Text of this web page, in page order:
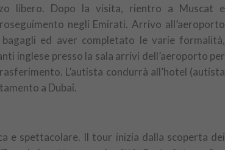
libero. Dopo la visita, rientro a Muscat e
negli Emirati. Arrivo all’aeroporto
ed aver completato le varie formalità,
inglese presso la sala arrivi dell’aeroporto per
L’autista condurrà all’hotel (autista
a Dubai.
e spettacolare. Il tour inizia dalla scoperta dei